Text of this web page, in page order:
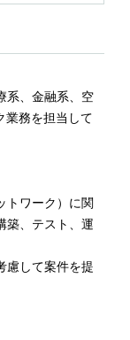
系、金融系、空
業務を担当して
トワーク）に関
築、テスト、運
慮して案件を提